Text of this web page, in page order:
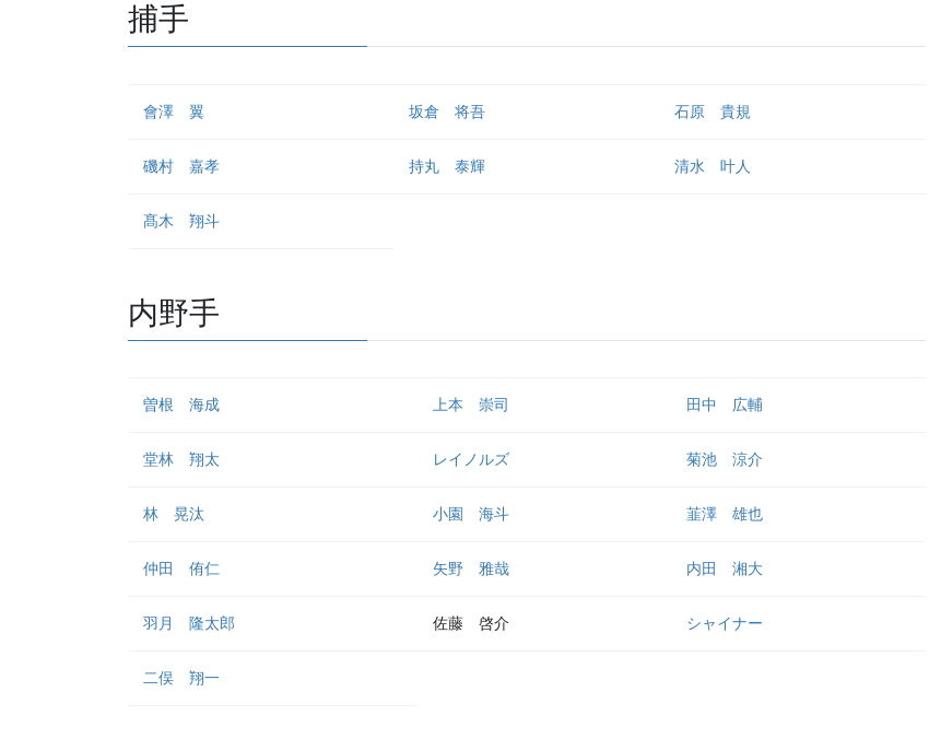
捕手
會澤 翼 坂倉 将吾 石原 貴規
磯村 嘉孝 持丸 泰輝 清水 叶人
髙木 翔斗
内野手
曽根 海成 上本 崇司 田中 広輔
堂林 翔太 レイノルズ 菊池 涼介
林 晃汰 小園 海斗 韮澤 雄也
仲田 侑仁 矢野 雅哉 内田 湘大
羽月 隆太郎 佐藤 啓介 シャイナー
二俣 翔一